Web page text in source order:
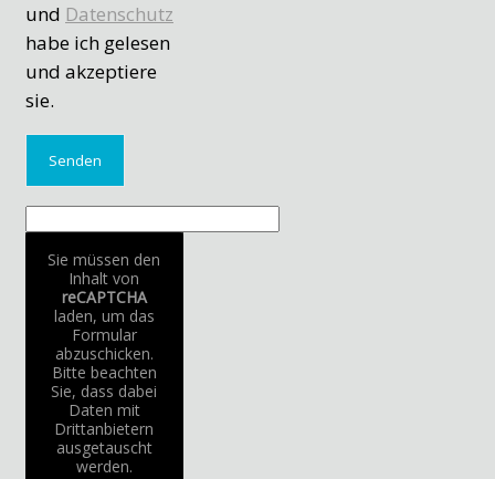
und Datenschutz
habe ich gelesen
und akzeptiere
sie.
Sie müssen den
Inhalt von
reCAPTCHA
laden, um das
Formular
abzuschicken.
Bitte beachten
Sie, dass dabei
Daten mit
Drittanbietern
ausgetauscht
werden.